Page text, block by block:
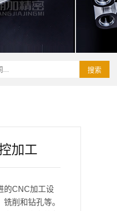
搜索
加工
的CNC加工设
削和钻孔等。